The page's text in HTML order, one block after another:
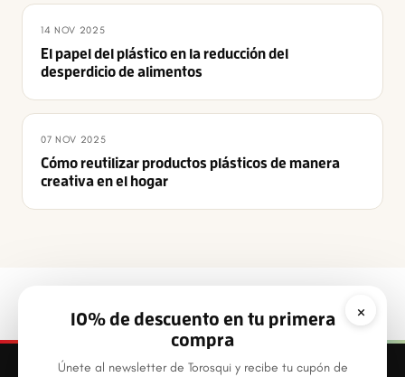
14 NOV 2025
El papel del plástico en la reducción del
desperdicio de alimentos
07 NOV 2025
Cómo reutilizar productos plásticos de manera
creativa en el hogar
×
10% de descuento en tu primera
compra
Únete al newsletter de Torosqui y recibe tu cupón de